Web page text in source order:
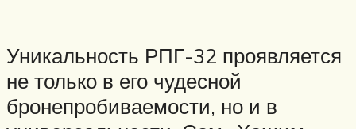
Уникальность РПГ-32 проявляется
не только в его чудесной
бронепробиваемости, но и в